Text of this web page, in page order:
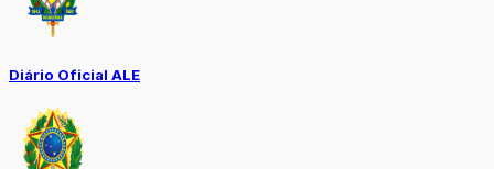
Diário Oficial ALE